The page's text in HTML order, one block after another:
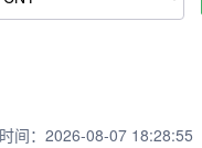
间：2026-08-07 18:28:55